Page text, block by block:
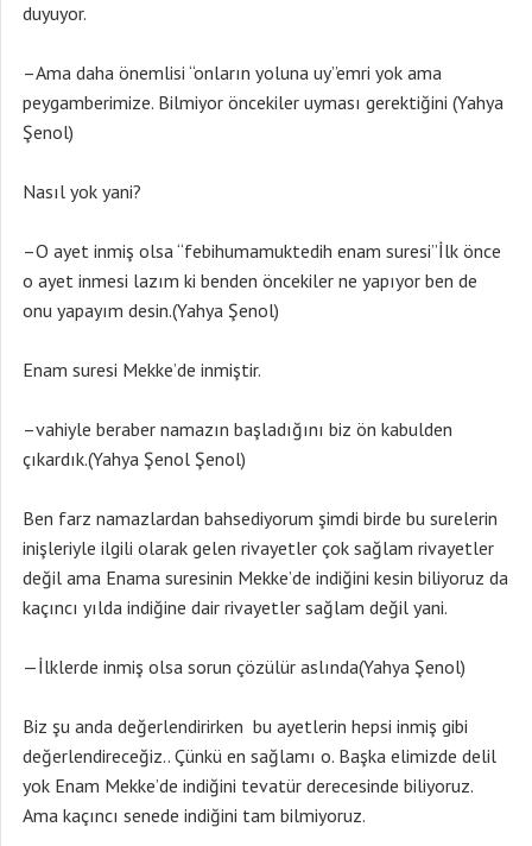
duyuyor.
–Ama daha önemlisi “onların yoluna uy”emri yok ama
peygamberimize. Bilmiyor öncekiler uyması gerektiğini (Yahya
Şenol)
Nasıl yok yani?
–O ayet inmiş olsa “febihumamuktedih enam suresi”İlk önce
o ayet inmesi lazım ki benden öncekiler ne yapıyor ben de
onu yapayım desin.(Yahya Şenol)
Enam suresi Mekke’de inmiştir.
–vahiyle beraber namazın başladığını biz ön kabulden
çıkardık.(Yahya Şenol Şenol)
Ben farz namazlardan bahsediyorum şimdi birde bu surelerin
inişleriyle ilgili olarak gelen rivayetler çok sağlam rivayetler
değil ama Enama suresinin Mekke’de indiğini kesin biliyoruz da
kaçıncı yılda indiğine dair rivayetler sağlam değil yani.
—İlklerde inmiş olsa sorun çözülür aslında(Yahya Şenol)
Biz şu anda değerlendirirken bu ayetlerin hepsi inmiş gibi
değerlendireceğiz.. Çünkü en sağlamı o. Başka elimizde delil
yok Enam Mekke’de indiğini tevatür derecesinde biliyoruz.
Ama kaçıncı senede indiğini tam bilmiyoruz.